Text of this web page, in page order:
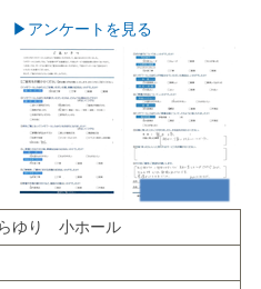
▶︎アンケートを見る
ゆり 小ホール